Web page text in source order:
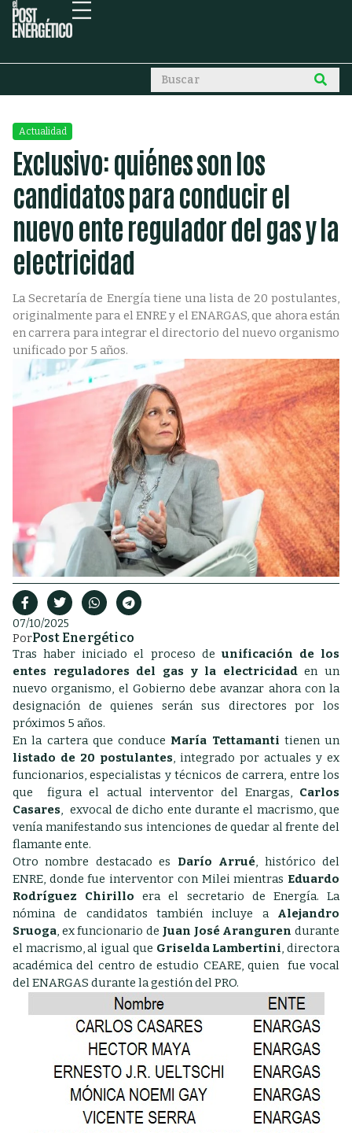
Actualidad
Exclusivo: quiénes son los
candidatos para conducir el
nuevo ente regulador del gas y la
electricidad
La Secretaría de Energía tiene una lista de 20 postulantes,
originalmente para el ENRE y el ENARGAS, que ahora están
en carrera para integrar el directorio del nuevo organismo
unificado por 5 años.
07/10/2025
PorPost Energético
Tras haber iniciado el proceso de unificación de los
entes reguladores del gas y la electricidaden un
nuevo organismo, el Gobierno debe avanzar ahora con la
designación de quienes serán sus directores por los
próximos 5 años.
En la cartera que conduce María Tettamanti tienen un
listado de 20 postulantes, integrado por actuales y ex
funcionarios, especialistas y técnicos de carrera, entre los
que figura el actual interventor del Enargas,Carlos
Casares, exvocal de dicho ente durante el macrismo, que
venía manifestando sus intenciones de quedar al frente del
flamante ente.
Otro nombre destacado es Darío Arrué, histórico del
ENRE, donde fue interventor con Milei mientras Eduardo
Rodríguez Chirillo era el secretario de Energía.La
nómina de candidatos también incluye a Alejandro
Sruoga, ex funcionario de Juan José Aranguren durante
el macrismo, al igual que Griselda Lambertini, directora
académica del centro de estudio CEARE, quien fue vocal
del ENARGAS durante la gestión del PRO.